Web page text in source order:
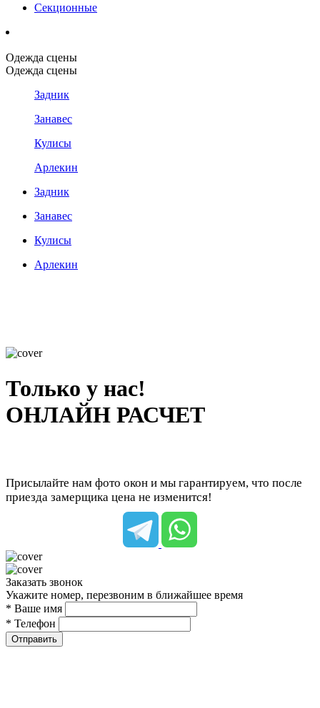
Секционные
Одежда сцены
Одежда сцены
Задник
Занавес
Кулисы
Арлекин
Задник
Занавес
Кулисы
Арлекин
Только у нас!
ОНЛАЙН РАСЧЕТ
Присылайте нам фото окон и мы гарантируем, что после
приезда замерщика цена не изменится!
Заказать звонок
Укажите номер, перезвоним в ближайшее время
* Ваше имя
* Телефон
Отправить